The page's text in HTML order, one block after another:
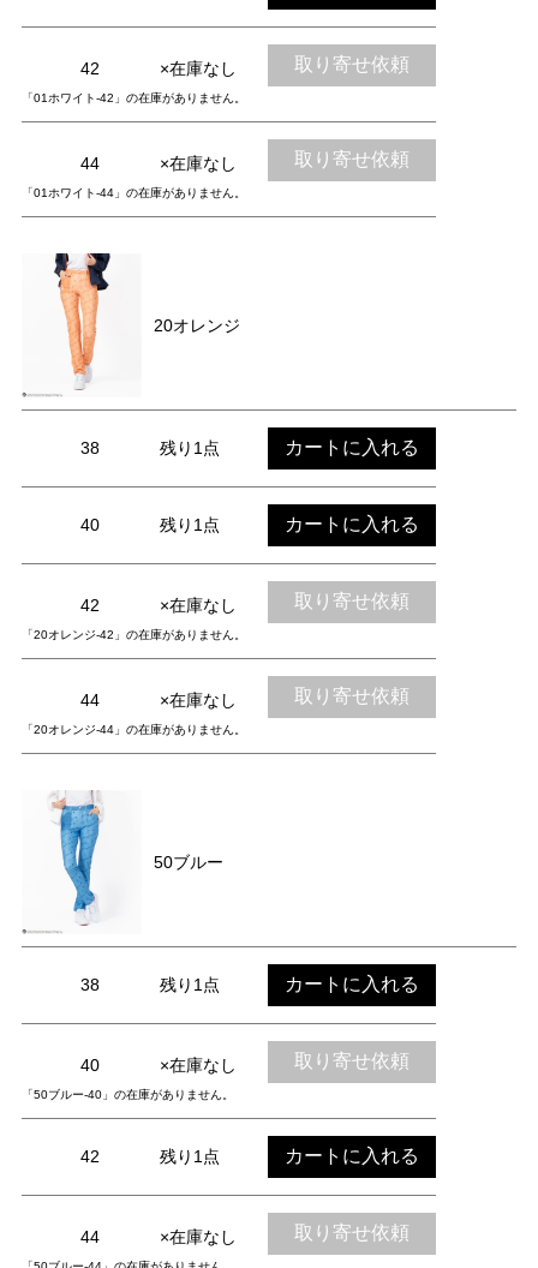
42 ×在庫なし 取り寄せ依頼
「01ホワイト-42」の在庫がありません。
44 ×在庫なし 取り寄せ依頼
「01ホワイト-44」の在庫がありません。
20オレンジ
38 残り1点 カートに入れる
40 残り1点 カートに入れる
42 ×在庫なし 取り寄せ依頼
「20オレンジ-42」の在庫がありません。
44 ×在庫なし 取り寄せ依頼
「20オレンジ-44」の在庫がありません。
50ブルー
38 残り1点 カートに入れる
40 ×在庫なし 取り寄せ依頼
「50ブルー-40」の在庫がありません。
42 残り1点 カートに入れる
44 ×在庫なし 取り寄せ依頼